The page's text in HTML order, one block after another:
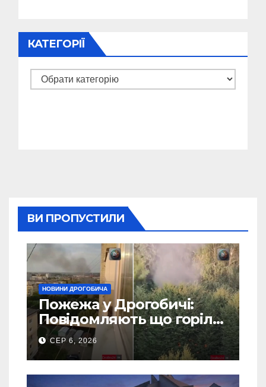
КАТЕГОРІЇ
Категорії
ВИ ПРОПУСТИЛИ
НОВИНИ ДРОГОБИЧА
Пожежа у Дрогобичі:
Повідомляють що горіло
5 гаражів (Відео)
СЕР 6, 2026